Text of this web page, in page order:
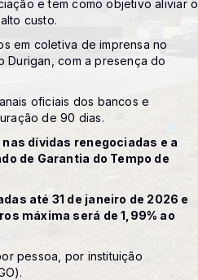
e tem como objetivo aliviar o
custo.
em coletiva de imprensa no
Durigan, com a presença do
oficiais dos bancos e
de 90 dias.
dívidas renegociadas e a
de Garantia do Tempo de
até 31 de janeiro de 2026 e
máxima será de 1,99% ao
pessoa, por instituição